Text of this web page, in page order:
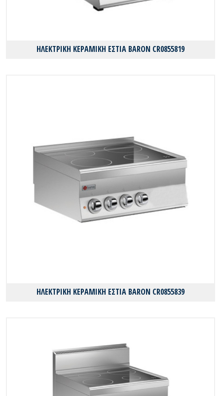
ΗΛΕΚΤΡΙΚΗ ΚΕΡΑΜΙΚΗ ΕΣΤΙΑ BARON CR0855819
ΗΛΕΚΤΡΙΚΗ ΚΕΡΑΜΙΚΗ ΕΣΤΙΑ BARON CR0855839